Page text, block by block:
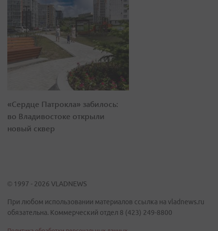
«Сердце Патрокла» забилось:
во Владивостоке открыли
новый сквер
© 1997 - 2026 VLADNEWS
При любом использовании материалов ссылка на vladnews.ru
обязательна. Коммерческий отдел 8 (423) 249-8800